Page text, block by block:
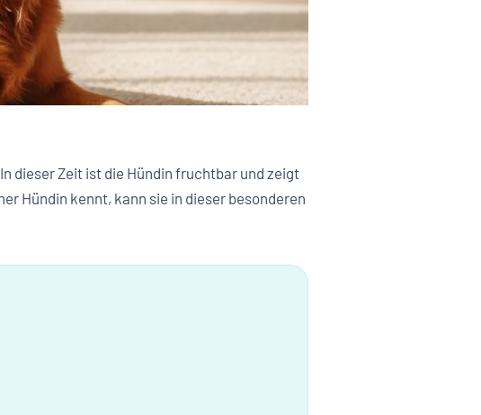
dieser Zeit ist die Hündin fruchtbar und zeigt
Hündin kennt, kann sie in dieser besonderen